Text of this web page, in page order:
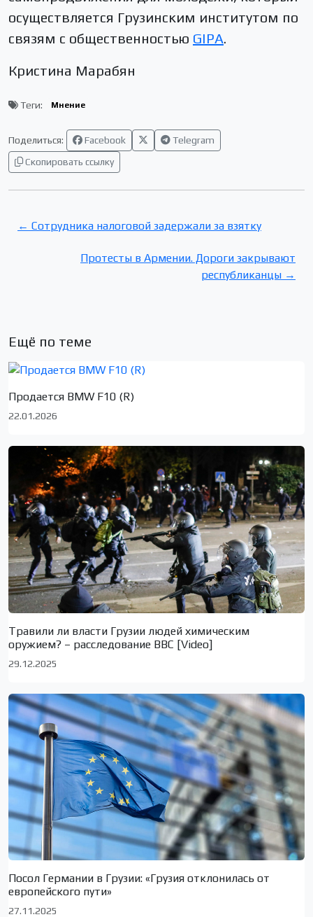
осуществляется Грузинским институтом по
связям с общественностью GIPA.
Кристина Марабян
Теги: Мнение
Поделиться: Facebook
Telegram
Скопировать ссылку
← Сотрудника налоговой задержали за взятку
Протесты в Армении. Дороги закрывают
республиканцы →
Ещё по теме
Продается BMW F10 (R)
22.01.2026
Травили ли власти Грузии людей химическим
оружием? – расследование BBC [Video]
29.12.2025
Посол Германии в Грузии: «Грузия отклонилась от
европейского пути»
27.11.2025